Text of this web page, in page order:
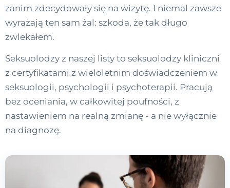
zanim zdecydowały się na wizytę. I niemal zawsze
wyrażają ten sam żal: szkoda, że tak długo
zwlekałem.
Seksuolodzy z naszej listy to seksuolodzy kliniczni
z certyfikatami z wieloletnim doświadczeniem w
seksuologii, psychologii i psychoterapii. Pracują
bez oceniania, w całkowitej poufności, z
nastawieniem na realną zmianę - a nie wyłącznie
na diagnozę.